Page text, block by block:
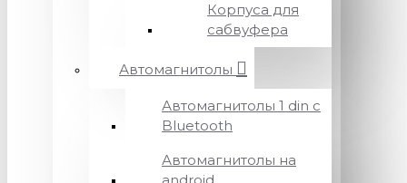
Корпуса для
сабвуфера
Автомагнитолы
Автомагнитолы 1 din с
Bluetooth
Автомагнитолы на